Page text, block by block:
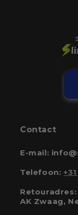
Contact
E-mail:
Telefoon:
Retouradres:
AK Zwaag,